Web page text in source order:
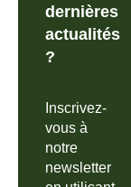
dernières
actualités
?
Inscrivez-
vous à
notre
newsletter